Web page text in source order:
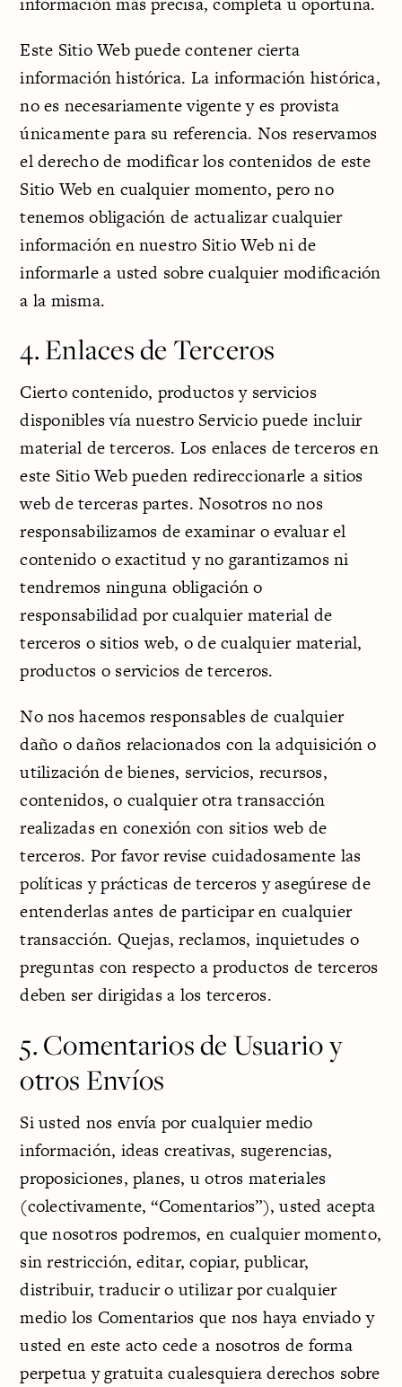
Este Sitio Web puede contener cierta
información histórica. La información histórica,
no es necesariamente vigente y es provista
únicamente para su referencia. Nos reservamos
el derecho de modificar los contenidos de este
Sitio Web en cualquier momento, pero no
tenemos obligación de actualizar cualquier
información en nuestro Sitio Web ni de
informarle a usted sobre cualquier modificación
a la misma.
4. Enlaces de Terceros
Cierto contenido, productos y servicios
disponibles vía nuestro Servicio puede incluir
material de terceros. Los enlaces de terceros en
este Sitio Web pueden redireccionarle a sitios
web de terceras partes. Nosotros no nos
responsabilizamos de examinar o evaluar el
contenido o exactitud y no garantizamos ni
tendremos ninguna obligación o
responsabilidad por cualquier material de
terceros o sitios web, o de cualquier material,
productos o servicios de terceros.
No nos hacemos responsables de cualquier
daño o daños relacionados con la adquisición o
utilización de bienes, servicios, recursos,
contenidos, o cualquier otra transacción
realizadas en conexión con sitios web de
terceros. Por favor revise cuidadosamente las
políticas y prácticas de terceros y asegúrese de
entenderlas antes de participar en cualquier
transacción. Quejas, reclamos, inquietudes o
preguntas con respecto a productos de terceros
deben ser dirigidas a los terceros.
5. Comentarios de Usuario y
otros Envíos
Si usted nos envía por cualquier medio
información, ideas creativas, sugerencias,
proposiciones, planes, u otros materiales
(colectivamente, “Comentarios”), usted acepta
que nosotros podremos, en cualquier momento,
sin restricción, editar, copiar, publicar,
distribuir, traducir o utilizar por cualquier
medio los Comentarios que nos haya enviado y
usted en este acto cede a nosotros de forma
perpetua y gratuita cualesquiera derechos sobre